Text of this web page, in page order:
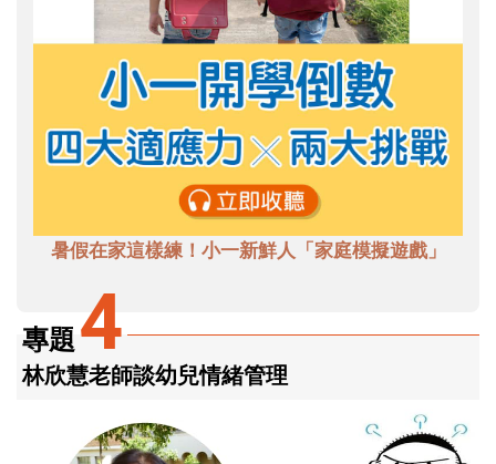
暑假在家這樣練！小一新鮮人「家庭模擬遊戲」
專題4
林欣慧老師談幼兒情緒管理